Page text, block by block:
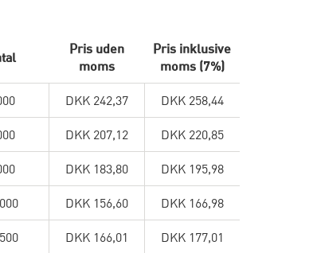
Pris uden
moms
Pris inklusive
moms (7%)
DKK 242,37 DKK 258,44
DKK 207,12 DKK 220,85
DKK 183,80 DKK 195,98
DKK 156,60 DKK 166,98
DKK 166,01 DKK 177,01